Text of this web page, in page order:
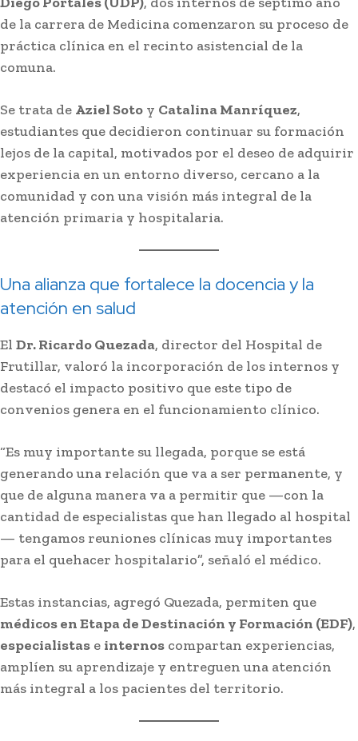
de la carrera de Medicina comenzaron su proceso de
práctica clínica en el recinto asistencial de la
comuna.
Se trata de Aziel Soto y Catalina Manríquez,
estudiantes que decidieron continuar su formación
lejos de la capital, motivados por el deseo de adquirir
experiencia en un entorno diverso, cercano a la
comunidad y con una visión más integral de la
atención primaria y hospitalaria.
Una alianza que fortalece la docencia y la
atención en salud
El Dr. Ricardo Quezada, director del Hospital de
Frutillar, valoró la incorporación de los internos y
destacó el impacto positivo que este tipo de
convenios genera en el funcionamiento clínico.
“Es muy importante su llegada, porque se está
generando una relación que va a ser permanente, y
que de alguna manera va a permitir que —con la
cantidad de especialistas que han llegado al hospital
— tengamos reuniones clínicas muy importantes
para el quehacer hospitalario”, señaló el médico.
Estas instancias, agregó Quezada, permiten que
médicos en Etapa de Destinación y Formación (EDF),
especialistas e internos compartan experiencias,
amplíen su aprendizaje y entreguen una atención
más integral a los pacientes del territorio.